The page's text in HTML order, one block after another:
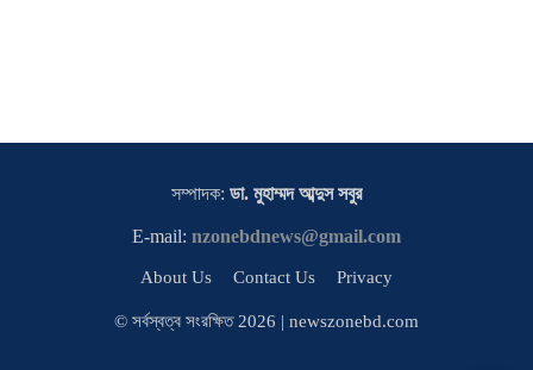
সম্পাদক: ডা. মুহাম্মদ আব্দুস সবুর
E-mail: nzonebdnews@gmail.com
About Us Contact Us Privacy
© সর্বস্বত্ব সংরক্ষিত 2026 | newszonebd.com